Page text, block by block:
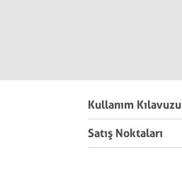
Kullanım Kılavuzu
Satış Noktaları